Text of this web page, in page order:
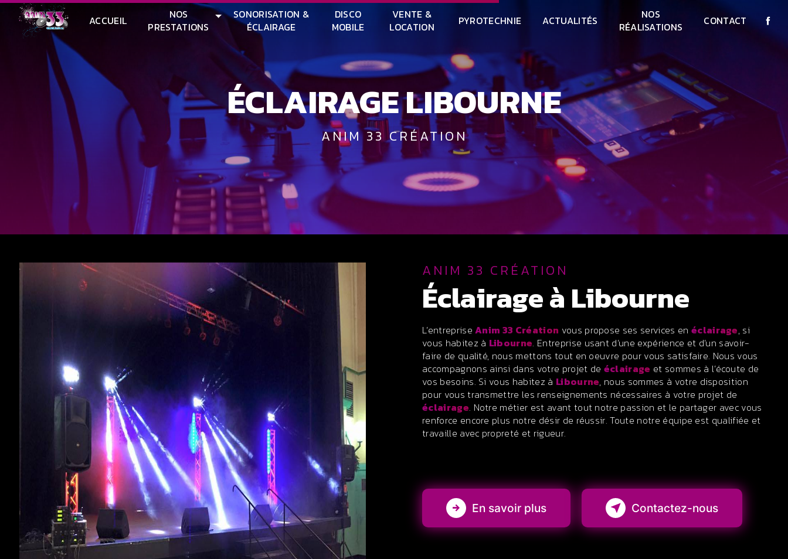
ACCUEIL
NOS
PRESTATIONS
SONORISATION &
ÉCLAIRAGE
DISCO
MOBILE
VENTE &
LOCATION
PYROTECHNIE ACTUALITÉS
NOS
RÉALISATIONS
CONTACT
ÉCLAIRAGE LIBOURNE
ANIM 33 CRÉATION
ANIM 33 CRÉATION
éclairage à Libourne
L’entrepriseAnim 33 Création vous propose ses services en éclairage, si
vous habitez à Libourne. Entreprise usant d’une expérience et d’un savoir-
faire de qualité, nous mettons tout en oeuvre pour vous satisfaire. Nous vous
accompagnons ainsi dans votre projet de éclairage et sommes à l’écoute de
vos besoins. Si vous habitez à Libourne, nous sommes à votre disposition
pour vous transmettre les renseignements nécessaires à votre projet de
éclairage. Notre métier est avant tout notre passion et le partager avec vous
renforce encore plus notre désir de réussir. Toute notre équipe est qualifiée et
travaille avec propreté et rigueur.
En savoir plus Contactez-nous
Panneau de gestion des cookies